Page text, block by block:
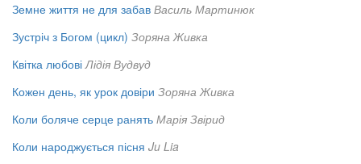
Земне життя не для забав Василь Мартинюк
Зустріч з Богом (цикл) Зоряна Живка
Квітка любові Лідія Вудвуд
Кожен день, як урок довіри Зоряна Живка
Коли боляче серце ранять Марія Звірид
Коли народжується пісня Ju Lia